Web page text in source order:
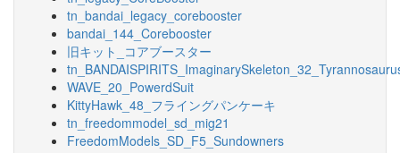
tn_bandai_legacy_corebooster
bandai_144_Corebooster
旧キット_コアブースター
WAVE_20_PowerdSuit
KittyHawk_48_フライングパンケーキ
tn_freedommodel_sd_mig21
FreedomModels_SD_F5_Sundowners